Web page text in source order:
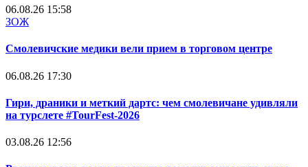
06.08.26 15:58
ЗОЖ
Смолевичские медики вели прием в торговом центре
06.08.26 17:30
Гири, драники и меткий дартс: чем смолевичане удивляли
на турслете #TourFest-2026
03.08.26 12:56